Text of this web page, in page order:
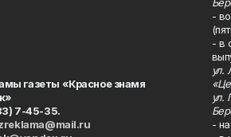
газеты «Красное знамя
7-45-35.
-
- в
ул.
ул.
-